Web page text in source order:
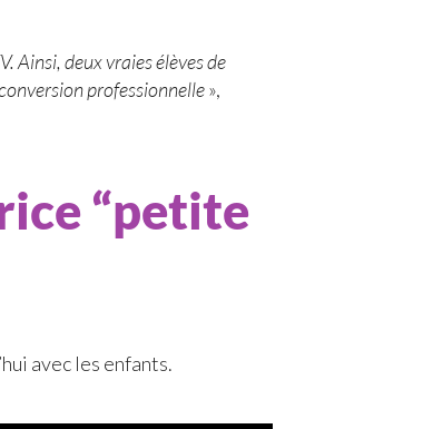
Ainsi, deux vraies élèves de
professionnelle»,
“petite
avec les enfants.